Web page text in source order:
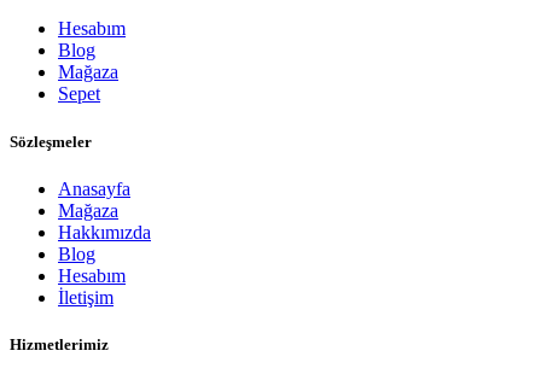
Hesabım
Blog
Mağaza
Sepet
Sözleşmeler
Anasayfa
Mağaza
Hakkımızda
Blog
Hesabım
İletişim
Hizmetlerimiz